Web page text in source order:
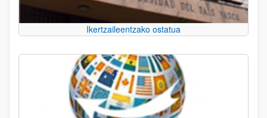
Ikertzaileentzako ostatua